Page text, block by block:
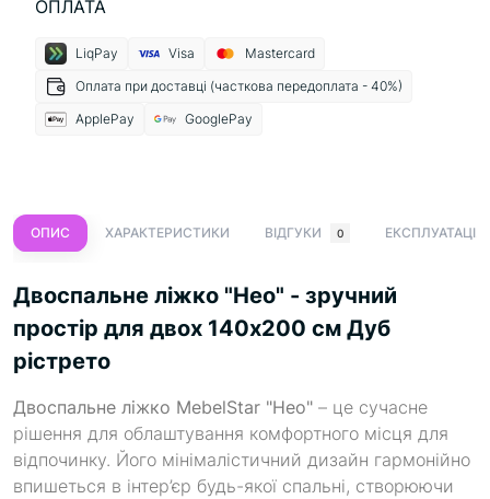
ОПЛАТА
LiqPay Visa
Mastercard
Оплата при доставці (часткова передоплата - 40%)
ApplePay
GooglePay
ОПИС ХАРАКТЕРИСТИКИ ВІДГУКИ 0 ЕКСПЛУАТАЦІЯ
Двоспальне ліжко "Нео" - зручний
простір для двох 140x200 см Дуб
рістрето
Двоспальне ліжко MebelStar "Нео" – це сучасне
рішення для облаштування комфортного місця для
відпочинку. Його мінімалістичний дизайн гармонійно
впишеться в інтер’єр будь-якої спальні, створюючи